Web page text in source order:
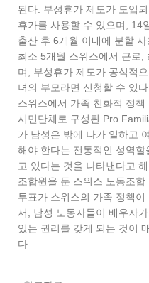
된다. 부성휴가 제도가 도입
휴가를 사용할 수 있으며, 14
출산 후 6개월 이내에 분할
최소 5개월 스위스에서 근로,
며, 부성휴가 제도가 공식적
녀의 부모라면 신청할 수 있다.
스위스에서 가족 친화적 정
시민단체로 구성된 Pro
가 남성은 밖에 나가 일하고
해야 한다는 전통적인 성역
고 있다는 것을 나타낸다고
조합원을 둔 스위스 노동조
투표가 스위스의 가족 정책
서, 남성 노동자들이 배우자
있는 권리를 갖게 되는 것이
다.